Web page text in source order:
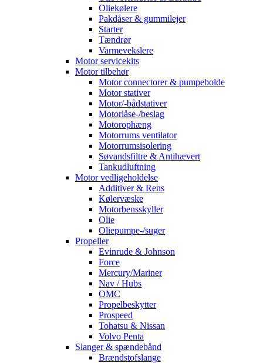
Oliekølere
Pakdåser & gummilejer
Starter
Tændrør
Varmevekslere
Motor servicekits
Motor tilbehør
Motor connectorer & pumpebolde
Motor stativer
Motor/-bådstativer
Motorlåse-/beslag
Motorophæng
Motorrums ventilator
Motorrumsisolering
Søvandsfiltre & Antihævert
Tankudluftning
Motor vedligeholdelse
Additiver & Rens
Kølervæske
Motorbensskyller
Olie
Oliepumpe-/suger
Propeller
Evinrude & Johnson
Force
Mercury/Mariner
Nav / Hubs
OMC
Propelbeskytter
Prospeed
Tohatsu & Nissan
Volvo Penta
Slanger & spændebånd
Brændstofslange